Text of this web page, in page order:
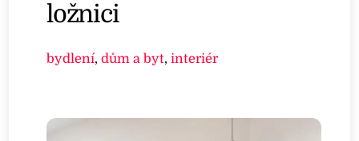
ložnici
bydlení,dům a byt,interiér